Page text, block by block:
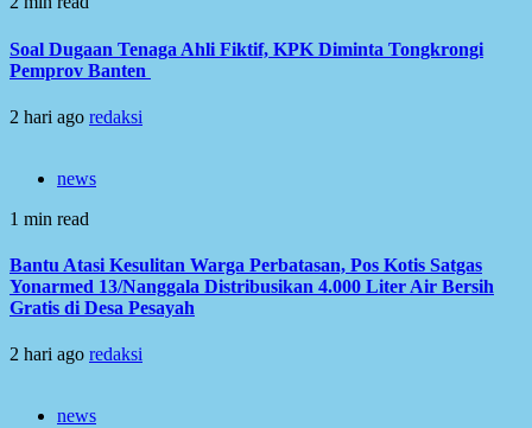
Soal Dugaan Tenaga Ahli Fiktif, KPK Diminta Tongkrongi
Pemprov Banten
2 hari ago redaksi
news
1 min read
Bantu Atasi Kesulitan Warga Perbatasan, Pos Kotis Satgas
Yonarmed 13/Nanggala Distribusikan 4.000 Liter Air Bersih
Gratis di Desa Pesayah
2 hari ago redaksi
news